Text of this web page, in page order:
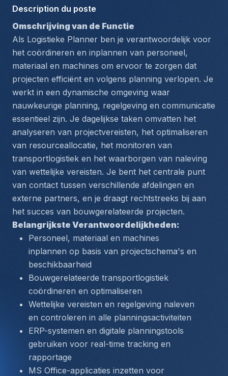
Description du poste
Omschrijving van de Functie
Als Logistieke Planner ben je verantwoordelijk voor
het coördineren en inplannen van personeel,
materiaal en machines om ervoor te zorgen dat
projecten efficiënt en volgens planning verlopen. Je
werkt in een dynamische omgeving waar
nauwkeurige planning, regelgeving en communicatie
essentieel zijn. Je dagelijkse taken omvatten het
analyseren van projectvereisten, het optimaliseren
van resourceallocatie, het monitoren van
transportlogistiek en het waarborgen van naleving
van wettelijke vereisten. Je bent het centrale punt
van contact tussen verschillende afdelingen en
externe partners, en je draagt rechtstreeks bij aan
het succes van bouwgerelateerde projecten.
Belangrijkste Verantwoordelijkheden:
Personeel, materiaal en machines
inplannen op basis van projectschema's en
beschikbaarheid
Bouwgerelateerde transportlogistiek
coördineren en optimaliseren
Wettelijke vereisten en regelgeving naleven
en controleren in alle planningsactiviteiten
ERP-systemen en digitale planningstools
gebruiken voor real-time tracking en
rapportage
MS Office-applicaties inzetten voor